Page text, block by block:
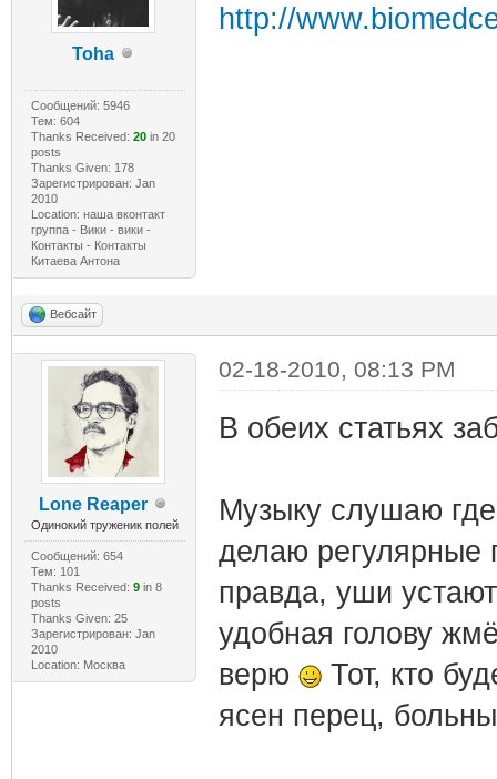
Toha
Сообщений: 5946
Тем: 604
Thanks Received: 20in 20
posts
Thanks Given: 178
Зарегистрирован: Jan
2010
Location: наша вконтакт
группа - Вики - вики -
Контакты - Контакты
Китаева Антона
http://
Вебсайт
Lone Reaper
Одинокий труженик полей
Сообщений: 654
Тем: 101
Thanks Received: 9in 8
posts
Thanks Given: 25
Зарегистрирован: Jan
2010
Location: Москва
02-18-2010, 08:13 PM
В обеих статьях
Музыку слушаю
делаю регулярные
правда, уши
удобная голову
верю
Тот, кто
ясен перец,